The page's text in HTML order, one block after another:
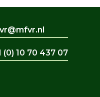
(0) 10 70 437 07